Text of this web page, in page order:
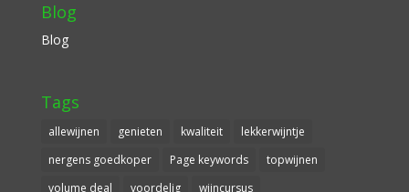
Blog
Blog
Tags
allewijnen genieten kwaliteit
lekkerwijntje
nergens goedkoper
Page keywords
topwijnen
volume deal
voordelig wijncursus